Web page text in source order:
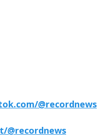
@recordnews
@recordnews